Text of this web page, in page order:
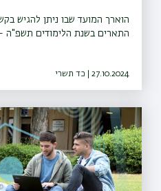
הוארך המועד שבו ניתן להגיש
התארים בשנת הלימודים תשפ"ה
27.10.2024 | כד תשרי